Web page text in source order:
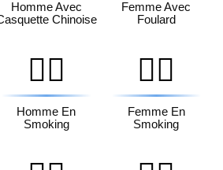
Homme Avec
Chinoise
Femme Avec
Foulard
🤵‍♂️
Homme En
Smoking
🤵‍♀️
Femme En
Smoking